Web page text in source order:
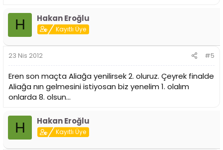
H Hakan Eroğlu
Kayıtlı Üye
23 Nis 2012 #5
Eren son maçta Aliağa yenilirsek 2. oluruz. Çeyrek finalde
Aliağa nın gelmesini istiyosan biz yenelim 1. olalım
onlarda 8. olsun...
H Hakan Eroğlu
Kayıtlı Üye